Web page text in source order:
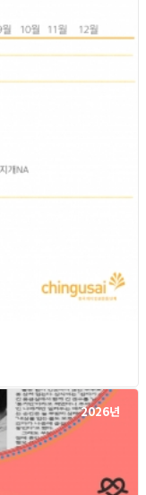
2026년